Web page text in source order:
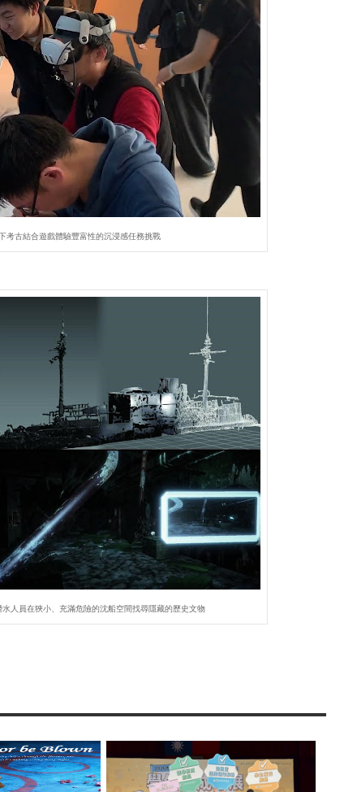
考古結合遊戲體驗豐富性的沉浸感任務挑戰
人員在狹小、充滿危險的沈船空間找尋隱藏的歷史文物